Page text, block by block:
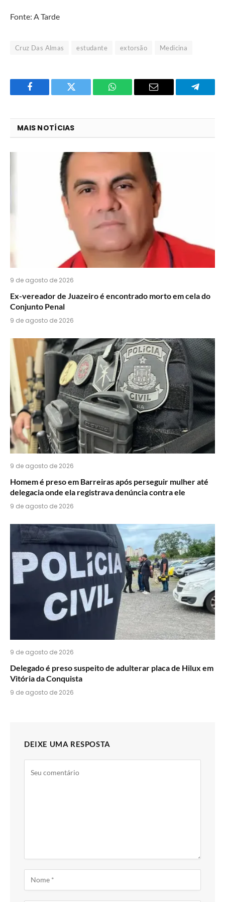
Fonte: A Tarde
Cruz Das Almas estudante extorsão Medicina
Facebook Twitter
O
WhatsApp?
E-
MAIS NOTÍCIAS
9 de agosto de 2026
Ex-vereador de Juazeiro é encontrado morto em cela do
Conjunto Penal
9 de agosto de 2026
9 de agosto de 2026
Homem é preso em Barreiras após perseguir mulher até
delegacia onde ela registrava denúncia contra ele
9 de agosto de 2026
9 de agosto de 2026
Delegado é preso suspeito de adulterar placa de Hilux em
Vitória da Conquista
9 de agosto de 2026
DEIXE UMA RESPOSTA